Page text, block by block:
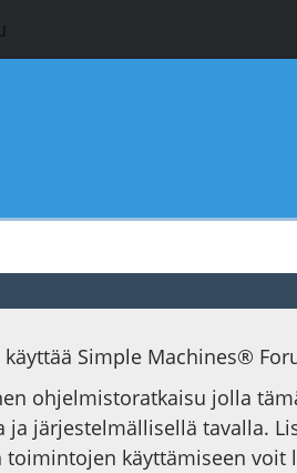
Simple Machines®
ohjelmistoratkaisu jolla
ja järjestelmällisellä tavalla.
toimintojen käyttämiseen